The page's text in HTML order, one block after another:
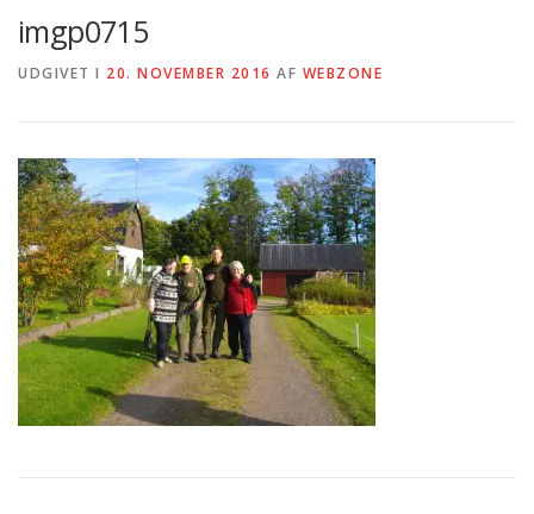
imgp0715
UDGIVET I 20. NOVEMBER 2016 AF WEBZONE